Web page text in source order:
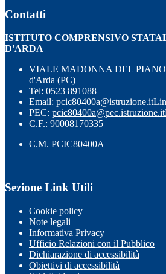
Contatti
ISTITUTO COMPRENSIVO
D'ARDA
VIALE MADONNA DEL PIANO,
d'Arda (PC)
Tel: 0523 891088
Email: pcic80400a@istruzione.it
PEC: pcic80400a@pec.istruzione.it
C.F.: 90008170335
C.M. PCIC80400A
Sezione Link Utili
Cookie policy
Note legali
Informativa Privacy
Ufficio Relazioni con il Pubblico
Dichiarazione di accessibilità
Obiettivi di accessibilità